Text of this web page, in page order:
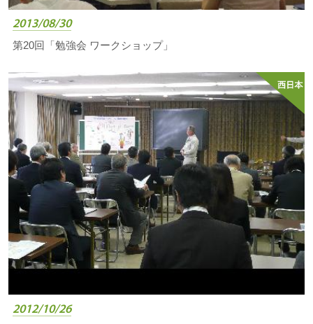
2013/08/30
第20回「勉強会 ワークショップ」
2012/10/26